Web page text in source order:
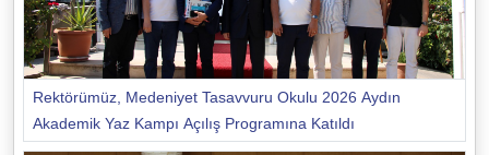
Rektörümüz, Medeniyet Tasavvuru Okulu 2026 Aydın
Akademik Yaz Kampı Açılış Programına Katıldı